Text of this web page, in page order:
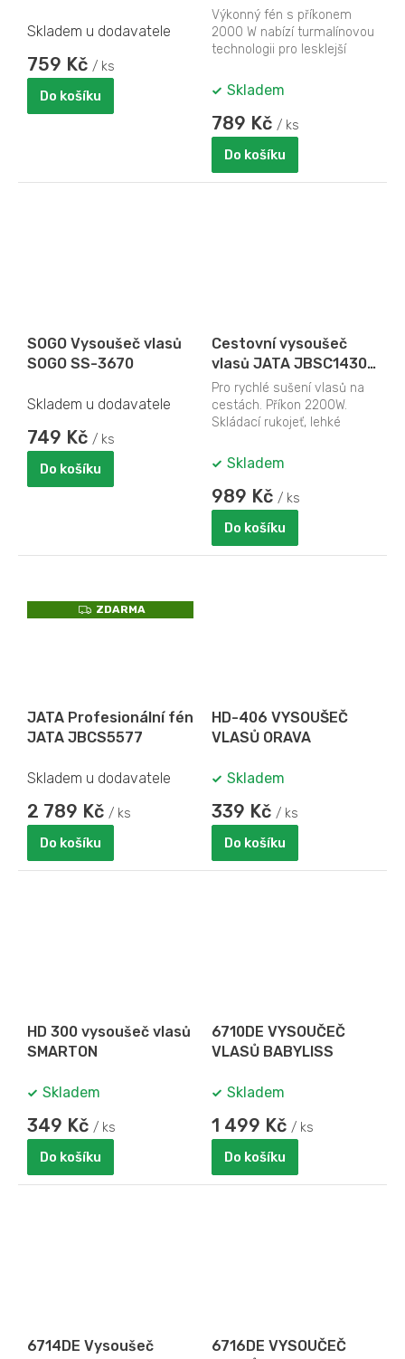
Skladem u dodavatele
759 Kč / ks
Do košíku
SC56B, Příkon: 2 000 W
Výkonný fén s příkonem
2000 W nabízí turmalínovou
technologii pro lesklejší
funkci...
Skladem
789 Kč / ks
Do košíku
SOGO Vysoušeč vlasů
SOGO SS-3670
Skladem u dodavatele
749 Kč / ks
Do košíku
Cestovní vysoušeč
vlasů JATA JBSC1430,
Příkon: 2200W, sklopná
rukojeť
Pro rychlé sušení vlasů na
cestách. Příkon 2200W.
Skládací rukojeť, lehké
proti přehřátí....
Skladem
989 Kč / ks
Do košíku
Z
D
ZDARMA
JATA Profesionální fén
JATA JBCS5577
Skladem u dodavatele
2 789 Kč / ks
Do košíku
HD-406 VYSOUŠEČ
VLASŮ ORAVA
Skladem
339 Kč / ks
Do košíku
HD 300 vysoušeč vlasů
SMARTON
Skladem
349 Kč / ks
Do košíku
6710DE VYSOUČEČ
VLASŮ BABYLISS
Skladem
1 499 Kč / ks
Do košíku
6714DE Vysoušeč
6716DE VYSOUČEČ